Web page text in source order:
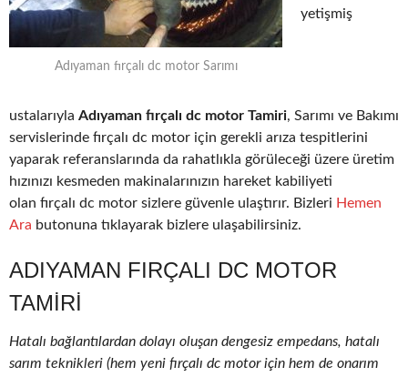
Adıyaman fırçalı dc motor Sarımı
yetişmiş
ustalarıyla Adıyaman fırçalı dc motor Tamiri, Sarımı ve Bakımı
servislerinde fırçalı dc motor için gerekli arıza tespitlerini
yaparak referanslarında da rahatlıkla görüleceği üzere üretim
hızınızı kesmeden makinalarınızın hareket kabiliyeti
olan fırçalı dc motor sizlere güvenle ulaştırır. Bizleri Hemen
Ara butonuna tıklayarak bizlere ulaşabilirsiniz.
ADIYAMAN FIRÇALI DC MOTOR
TAMIRI
Hatalı bağlantılardan dolayı oluşan dengesiz empedans, hatalı
sarım teknikleri (hem yeni fırçalı dc motor için hem de onarım